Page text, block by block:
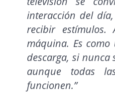
interacción del
recibir
máquina. Es
descarga, si nunca
aunque todas
funcionen.”